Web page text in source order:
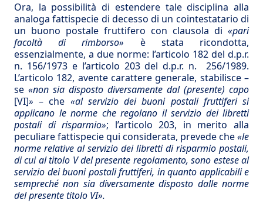
Ora, la possibilità di estendere tale disciplina alla
analoga fattispecie di decesso di un cointestatario di
un buono postale fruttifero con clausola di «pari
facoltà di rimborso» è stata ricondotta,
essenzialmente, a due norme: l’articolo 182 del d.p.r.
n. 156/1973 e l’articolo 203 del d.p.r. n. 256/1989.
L’articolo 182, avente carattere generale, stabilisce –
se «non sia disposto diversamente dal (presente) capo
[VI]» – che «al servizio dei buoni postali fruttiferi si
applicano le norme che regolano il servizio dei libretti
postali di risparmio»; l’articolo 203, in merito alla
peculiare fattispecie qui considerata, prevede che«le
norme relative al servizio dei libretti di risparmio postali,
di cui al titolo V del presente regolamento, sono estese al
servizio dei buoni postali fruttiferi, in quanto applicabili e
sempreché non sia diversamente disposto dalle norme
del presente titolo VI».